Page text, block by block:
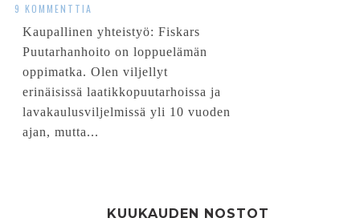
9 KOMMENTTIA
Kaupallinen yhteistyö: Fiskars
Puutarhanhoito on loppuelämän
oppimatka. Olen viljellyt
erinäisissä laatikkopuutarhoissa ja
lavakaulusviljelmissä yli 10 vuoden
ajan, mutta...
KUUKAUDEN NOSTOT